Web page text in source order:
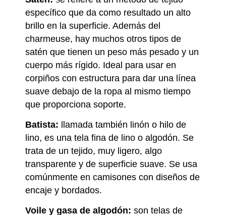
específico que da como resultado un alto
brillo en la superficie. Además del
charmeuse, hay muchos otros tipos de
satén que tienen un peso más pesado y un
cuerpo más rígido. Ideal para usar en
corpiños con estructura para dar una línea
suave debajo de la ropa al mismo tiempo
que proporciona soporte.
Batista: llamada también linón o hilo de
lino, es una tela fina de lino o algodón. Se
trata de un tejido, muy ligero, algo
transparente y de superficie suave. Se usa
comúnmente en camisones con diseños de
encaje y bordados.
Voile y gasa de algodón: son telas de